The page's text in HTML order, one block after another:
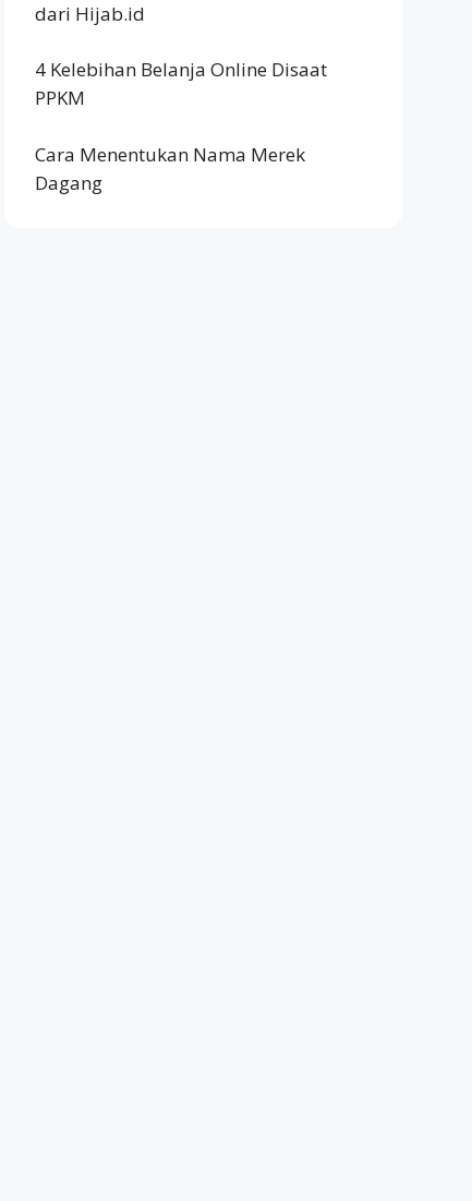
dari Hijab.id
4 Kelebihan Belanja Online Disaat
PPKM
Cara Menentukan Nama Merek
Dagang